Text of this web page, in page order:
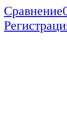
Сравнение